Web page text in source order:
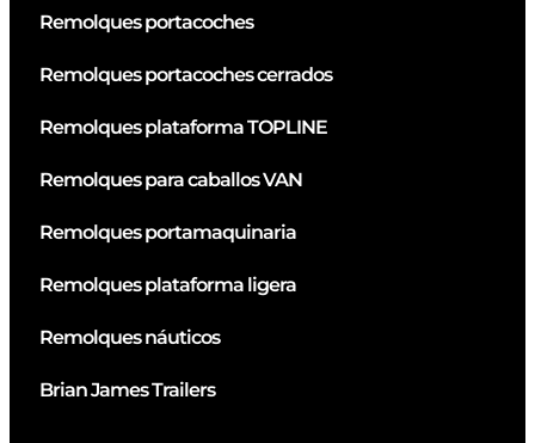
Remolques portacoches
Remolques portacoches cerrados
Remolques plataforma TOPLINE
Remolques para caballos VAN
Remolques portamaquinaria
Remolques plataforma ligera
Remolques náuticos
Brian James Trailers